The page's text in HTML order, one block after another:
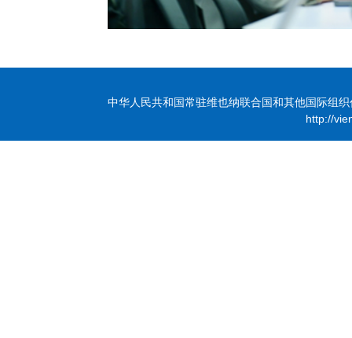
中华人民共和国常驻维也纳联合国和其他国际组
http://